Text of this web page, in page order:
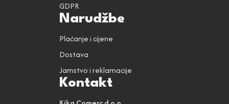
GDPR
Narudžbe
Plaćanje i cijene
Dostava
Jamstvo i reklamacije
Kontakt